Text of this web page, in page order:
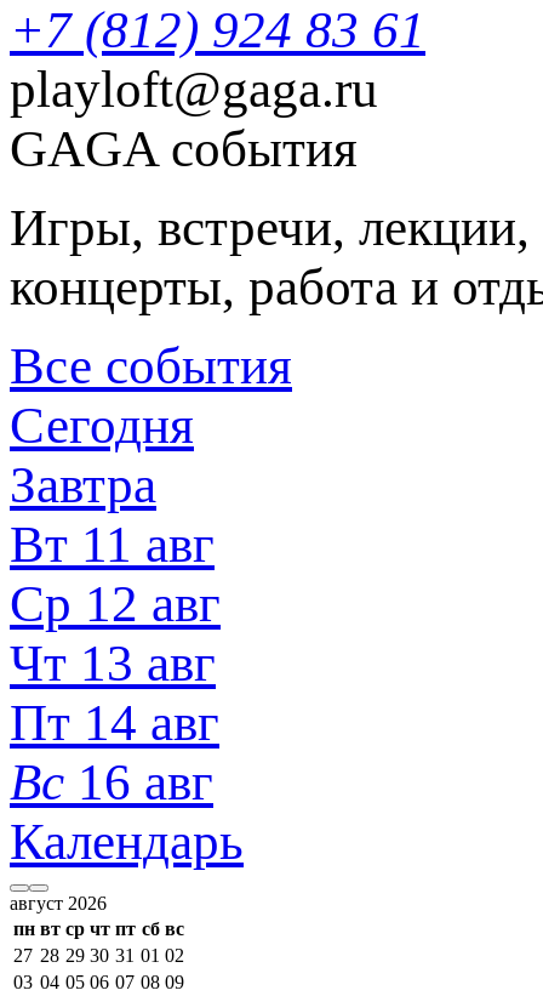
+7 (812) 924 83 61
playloft@gaga.ru
GAGA события
Игры, встречи,
концерты, работа и
Все события
Сегодня
Завтра
Вт 11 авг
Ср 12 авг
Чт 13 авг
Пт 14 авг
Вс 16 авг
Календарь
август 2026
пн вт ср чт пт сб вс
27 28 29 30 31 01 02
03 04 05 06 07 08 09